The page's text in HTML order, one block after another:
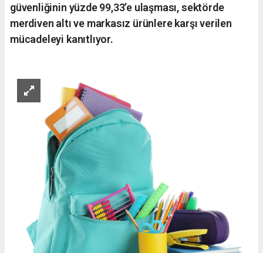
güvenliğinin yüzde 99,33’e ulaşması, sektörde
merdiven altı ve markasız ürünlere karşı verilen
mücadeleyi kanıtlıyor.